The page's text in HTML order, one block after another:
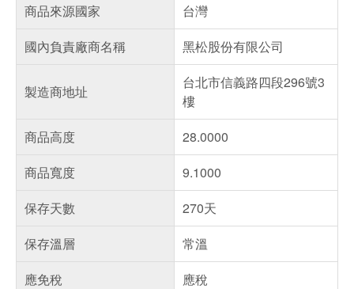
商品來源國家
台灣
國內負責廠商名稱
黑松股份有限公司
製造商地址
台北市信義路四段296號3
樓
商品高度
28.0000
商品寬度
9.1000
保存天數
270天
保存溫層
常溫
應免稅
應稅